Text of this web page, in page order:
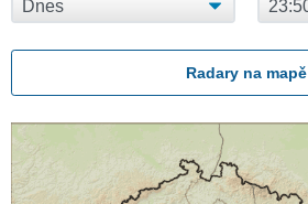
Radary na mapě